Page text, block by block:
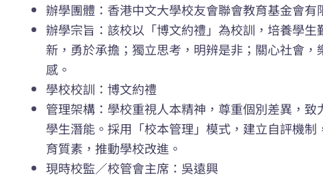
辦學團體：香港中文大學校友會聯會教育基金會有
辦學宗旨：該校以「博文約禮」為校訓，培養學
新，勇於承擔；獨立思考，明辨是非；關心社會
感。
學校校訓：博文約禮
管理架構：學校重視人本精神，尊重個別差異，
學生潛能。採用「校本管理」模式，建立自評機
育質素，推動學校改進。
現時校監／校管會主席：吳遠興